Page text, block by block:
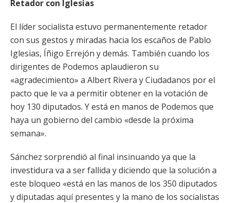
Retador con Iglesias
El líder socialista estuvo permanentemente retador
con sus gestos y miradas hacia los escaños de Pablo
Iglesias, Íñigo Errejón y demás. También cuando los
dirigentes de Podemos aplaudieron su
«agradecimiento» a Albert Rivera y Ciudadanos por el
pacto que le va a permitir obtener en la votación de
hoy 130 diputados. Y está en manos de Podemos que
haya un gobierno del cambio «desde la próxima
semana».
Sánchez sorprendió al final insinuando ya que la
investidura va a ser fallida y diciendo que la solución a
este bloqueo «está en las manos de los 350 diputados
y diputadas aquí presentes y la mano de los socialistas